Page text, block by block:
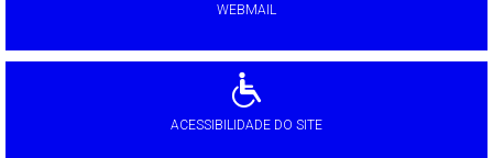
WEBMAIL
ACESSIBILIDADE DO SITE